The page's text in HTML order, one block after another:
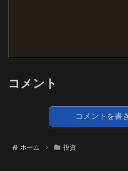
コメント
コメントを書
ホーム 投資